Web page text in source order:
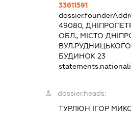
33611591
49080,
ОБЛ., МІСТО
БУДИНОК 23
dossier.heads:
ТУРЛЮН ІГОР